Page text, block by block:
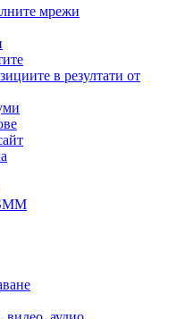
мрежи
в резултати от